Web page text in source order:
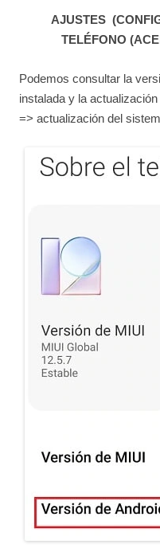
AJUSTES
TELÉFONO
Podemos consultar la
instalada y la
=> actualización del